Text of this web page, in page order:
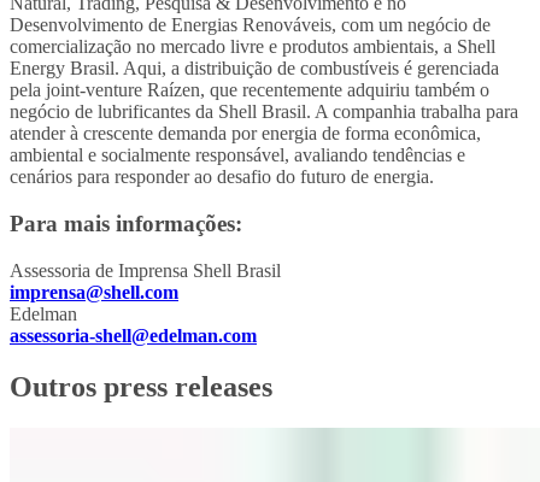
Desenvolvimento de Energias Renováveis, com um negócio de
comercialização no mercado livre e produtos ambientais, a Shell
Energy Brasil. Aqui, a distribuição de combustíveis é gerenciada
pela joint-venture Raízen, que recentemente adquiriu também o
negócio de lubrificantes da Shell Brasil. A companhia trabalha para
atender à crescente demanda por energia de forma econômica,
ambiental e socialmente responsável, avaliando tendências e
cenários para responder ao desafio do futuro de energia.
Para mais informações:
Assessoria de Imprensa Shell Brasil
imprensa@shell.com
Edelman
assessoria-shell@edelman.com
Outros press releases